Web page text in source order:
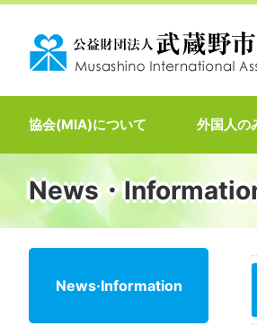
協会(MIA)について 外国人の
News・
News·Information